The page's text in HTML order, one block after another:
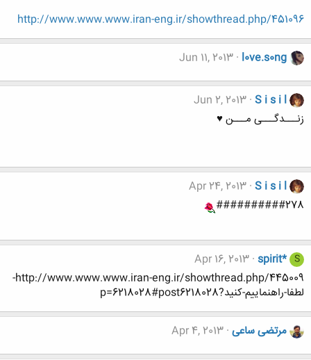
http://www.www.www.iran-eng.ir/showthread.php/451096
l0ve.s0ng
Jun 11, 2013
S i s i l
Jun 2, 2013
زنـــدگـــی مـــن ♥
S i s i l
Apr 24, 2013
##########278
S
spirit*
Apr 16, 2013
http://www.www.www.iran-eng.ir/showthread.php/445009-
لطفا-راهنماییم-کنید?p=6218028#post6218028
مرتضی ساعی Apr 4, 2013